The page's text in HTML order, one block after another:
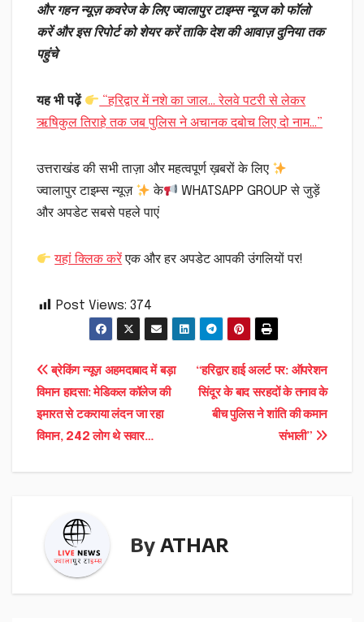
और गहन न्यूज़ कवरेज के लिए ज्वालापुर टाइम्स न्यूज को फॉलो
करें और इस रिपोर्ट को शेयर करें ताकि देश की आवाज़ दुनिया तक
पहुंचे
यह भी पढ़ें
“हरिद्वार में नशे का जाल… रेलवे पटरी से लेकर
ऋषिकुल तिराहे तक जब पुलिस ने अचानक दबोच लिए दो नाम…”
उत्तराखंड की सभी ताज़ा और महत्वपूर्ण ख़बरों के लिए
ज्वालापुर टाइम्स न्यूज़
के
WHATSAPP GROUP से जुड़ें
और अपडेट सबसे पहले पाएं
यहां क्लिक करेंएक और हर अपडेट आपकी उंगलियों पर!
Post Views: 374
Post
navigation
“हरिद्वार हाई अलर्ट पर: ऑपरेशन
सिंदूर के बाद सरहदों के तनाव के
बीच पुलिस ने शांति की कमान
संभाली”
ब्रेकिंग न्यूज़ अहमदाबाद में बड़ा
विमान हादसा: मेडिकल कॉलेज की
इमारत से टकराया लंदन जा रहा
विमान, 242 लोग थे सवार…
By ATHAR